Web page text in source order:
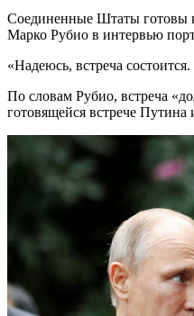
Соединенные Штаты готовы
Марко Рубио в интервью
«Надеюсь, встреча
По словам Рубио, встреча
готовящейся встрече